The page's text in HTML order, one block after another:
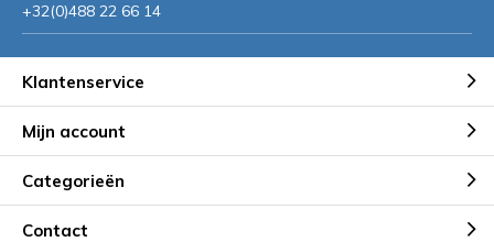
+32(0)488 22 66 14
Klantenservice
Mijn account
Categorieën
Contact